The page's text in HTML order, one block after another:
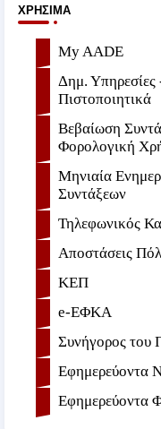
ΧΡΉΣΙΜΑ
My AADE
Δημ. Υπηρεσίες
Πιστοποιητικά
Βεβαίωση
Φορολογική
Μηνιαία
Συντάξεων
Τηλεφωνικός
Αποστάσεις
ΚΕΠ
e-ΕΦKA
Συνήγορος του
Εφημερεύοντα
Εφημερεύοντα